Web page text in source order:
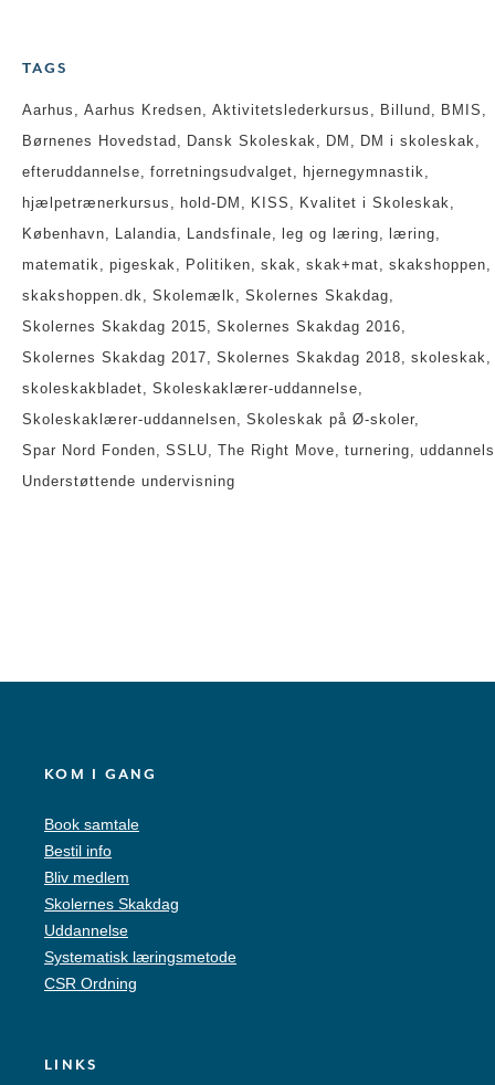
TAGS
Aarhus Aarhus Kredsen Aktivitetslederkursus Billund
BMIS
Børnenes Hovedstad
Dansk Skoleskak DM
DM i skoleskak
efteruddannelse
forretningsudvalget
hjernegymnastik
hjælpetrænerkursus
hold-DM KISS
Kvalitet i Skoleskak
København
Lalandia Landsfinale leg og læring
læring
matematik
pigeskak Politiken skak skak+mat
skakshoppen
skakshoppen.dk
Skolemælk
Skolernes Skakdag
Skolernes Skakdag 2015
Skolernes Skakdag 2016
Skolernes Skakdag 2017
Skolernes Skakdag 2018
skoleskak
skoleskakbladet
Skoleskaklærer-uddannelse
Skoleskaklærer-uddannelsen
Skoleskak på Ø-skoler
Spar Nord Fonden
SSLU The Right Move turnering
Understøttende undervisning
KOM I GANG
Book samtale
Bestil info
Bliv medlem
Skolernes Skakdag
Uddannelse
Systematisk læringsmetode
CSR Ordning
LINKS